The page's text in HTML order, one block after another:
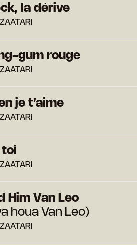
la dérive
gum rouge
je t’aime
toi
Him Van Leo
houa Van Leo)